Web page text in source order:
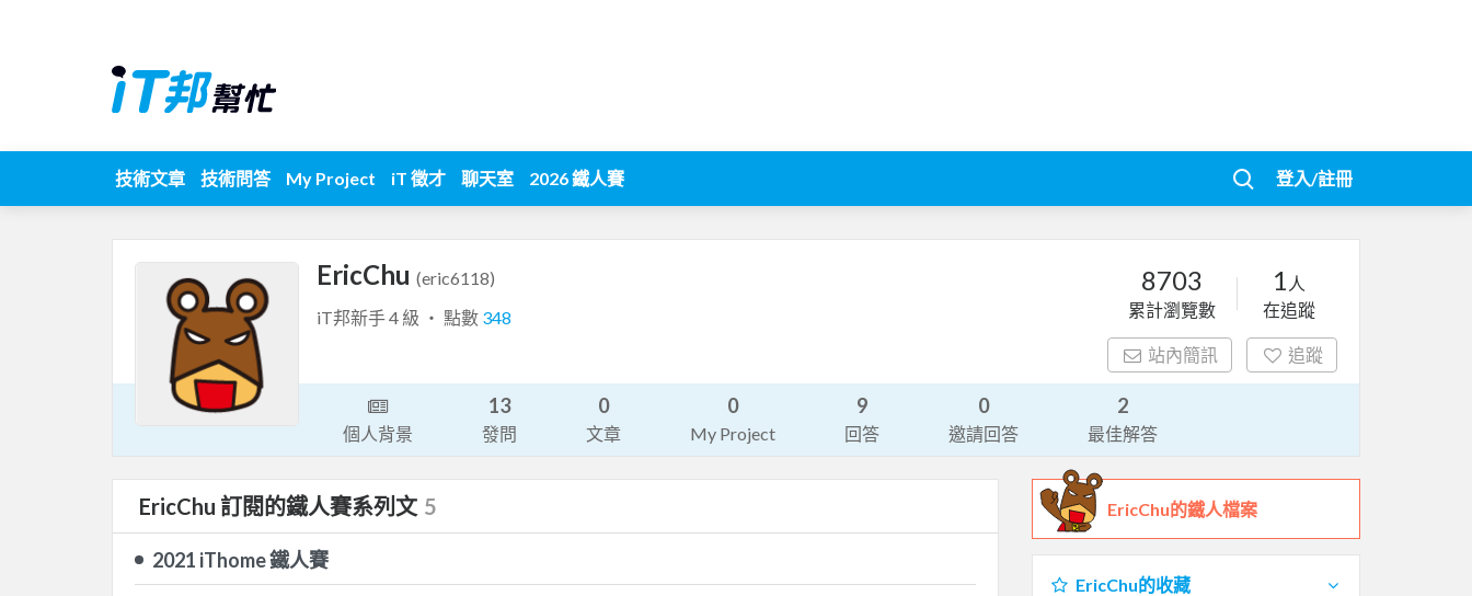
技術文章 技術問答 My Project iT 徵才 聊天室 2026 鐵人賽 登入/註冊
EricChu (eric6118)
iT邦新手 4 級 ‧ 點數 348
8703
累計瀏覽數
1 人
在追蹤
站內簡訊 追蹤
個人背景
13
發問
0
文章
0
My Project
9
回答
0
邀請回答
2
最佳解答
EricChu 訂閱的鐵人賽系列文 5
2021 iThome 鐵人賽
EricChu的鐵人檔案
EricChu的收藏